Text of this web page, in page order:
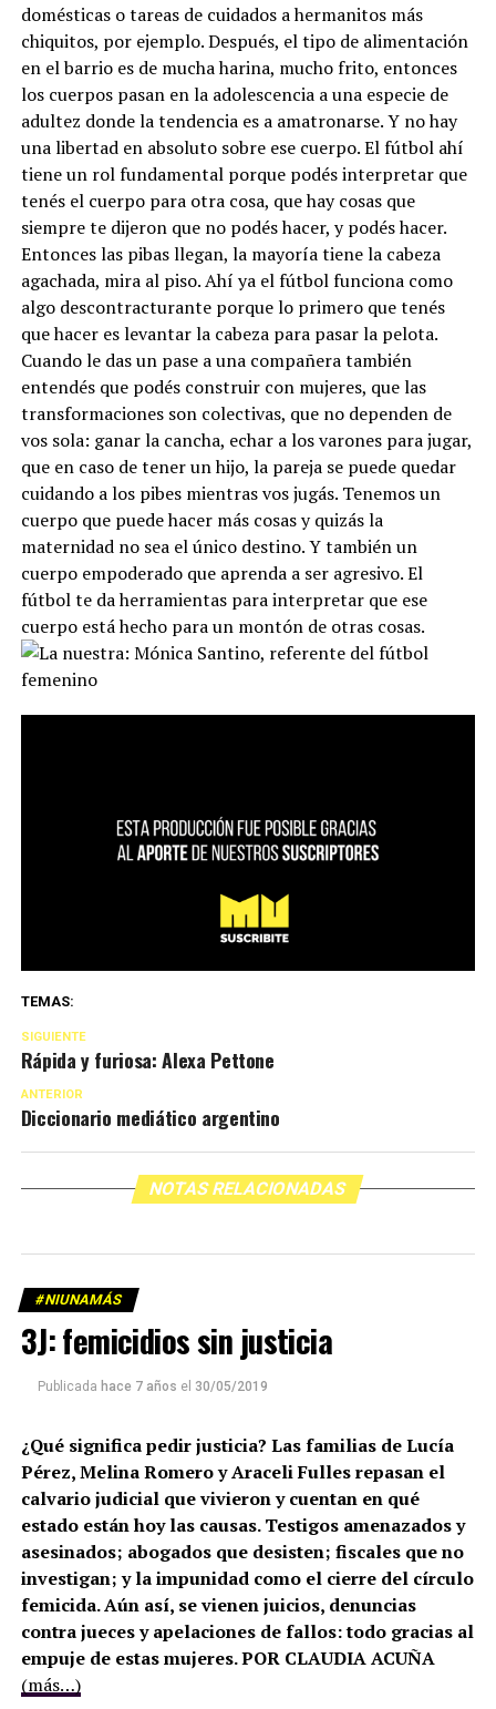
domésticas o tareas de cuidados a hermanitos más
chiquitos, por ejemplo. Después, el tipo de alimentación
en el barrio es de mucha harina, mucho frito, entonces
los cuerpos pasan en la adolescencia a una especie de
adultez donde la tendencia es a amatronarse. Y no hay
una libertad en absoluto sobre ese cuerpo. El fútbol ahí
tiene un rol fundamental porque podés interpretar que
tenés el cuerpo para otra cosa, que hay cosas que
siempre te dijeron que no podés hacer, y podés hacer.
Entonces las pibas llegan, la mayoría tiene la cabeza
agachada, mira al piso. Ahí ya el fútbol funciona como
algo descontracturante porque lo primero que tenés
que hacer es levantar la cabeza para pasar la pelota.
Cuando le das un pase a una compañera también
entendés que podés construir con mujeres, que las
transformaciones son colectivas, que no dependen de
vos sola: ganar la cancha, echar a los varones para jugar,
que en caso de tener un hijo, la pareja se puede quedar
cuidando a los pibes mientras vos jugás. Tenemos un
cuerpo que puede hacer más cosas y quizás la
maternidad no sea el único destino. Y también un
cuerpo empoderado que aprenda a ser agresivo. El
fútbol te da herramientas para interpretar que ese
cuerpo está hecho para un montón de otras cosas.
TEMAS:
SIGUIENTE
Rápida y furiosa: Alexa Pettone
ANTERIOR
Diccionario mediático argentino
NOTAS RELACIONADAS
#NIUNAMÁS
3J: femicidios sin justicia
Publicada hace 7 años el 30/05/2019
¿Qué significa pedir justicia? Las familias de Lucía
Pérez, Melina Romero y Araceli Fulles repasan el
calvario judicial que vivieron y cuentan en qué
estado están hoy las causas. Testigos amenazados y
asesinados; abogados que desisten; fiscales que no
investigan; y la impunidad como el cierre del círculo
femicida. Aún así, se vienen juicios, denuncias
contra jueces y apelaciones de fallos: todo gracias al
empuje de estas mujeres. POR CLAUDIA ACUÑA
(más…)